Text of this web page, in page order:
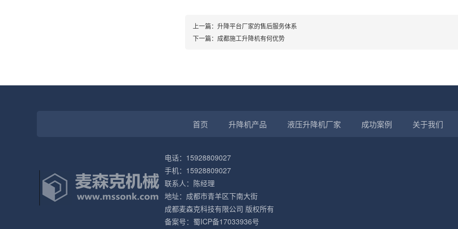
上一篇： 升降平台厂家的售后服务体系
下一篇： 成都施工升降机有何优势
首页 升降机产品 液压升降机厂家 成功案例 关于我们
电话：15928809027
手机：15928809027
联系人：陈经理
地址：成都市青羊区下南大街
成都麦森克科技有限公司 版权所有
备案号： 蜀ICP备17033936号